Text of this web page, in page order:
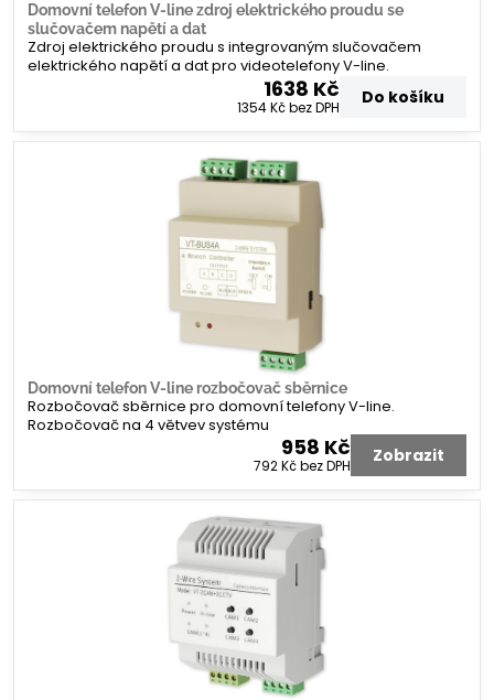
Domovní telefon V-line zdroj elektrického proudu se
slučovačem napětí a dat
Zdroj elektrického proudu s integrovaným slučovačem
elektrického napětí a dat pro videotelefony V-line.
1638 Kč
1354 Kčbez DPH Do košíku
Domovní telefon V-line rozbočovač sběrnice
Rozbočovač sběrnice pro domovní telefony V-line.
Rozbočovač na 4 větvev systému
958 Kč
792 Kčbez DPH Zobrazit